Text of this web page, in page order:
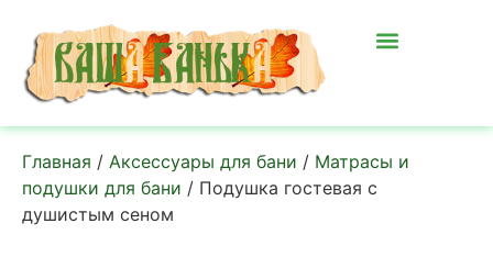
Главная / Аксессуары для бани / Матрасы и
подушки для бани / Подушка гостевая с
душистым сеном